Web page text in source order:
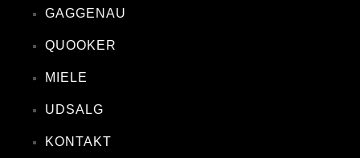
GAGGENAU
QUOOKER
MIELE
UDSALG
KONTAKT